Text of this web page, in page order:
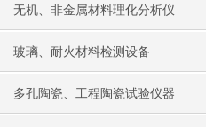
无机、非金属材料理化分析仪
玻璃、耐火材料检测设备
多孔陶瓷、工程陶瓷试验仪器